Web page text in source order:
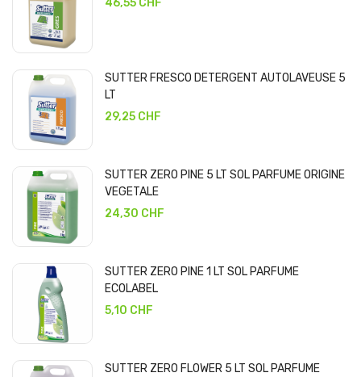
46,55 CHF
SUTTER FRESCO DETERGENT AUTOLAVEUSE 5
LT
29,25 CHF
SUTTER ZERO PINE 5 LT SOL PARFUME ORIGINE
VEGETALE
24,30 CHF
SUTTER ZERO PINE 1 LT SOL PARFUME
ECOLABEL
5,10 CHF
SUTTER ZERO FLOWER 5 LT SOL PARFUME